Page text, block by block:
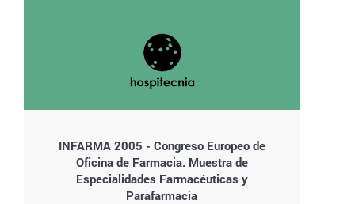
INFARMA 2005 - Congreso Europeo de
Oficina de Farmacia. Muestra de
Especialidades Farmacéuticas y
Parafarmacia